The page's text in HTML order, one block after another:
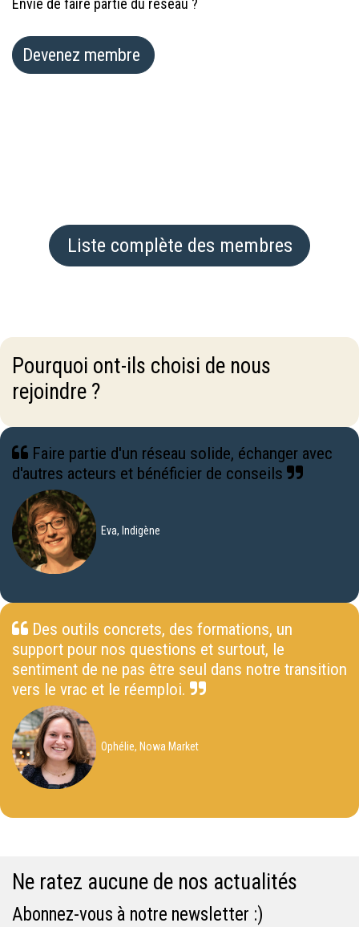
Envie de faire partie du réseau ?
Devenez membre
Liste complète des membres
Pourquoi ont-ils choisi de nous
rejoindre ?
Faire partie d'un réseau solide, échanger avec
d'autres acteurs et bénéficier de conseils
Eva, Indigène
Des outils concrets, des formations, un
support pour nos questions et surtout, le
sentiment de ne pas être seul dans notre transition
vers le vrac et le réemploi.
Ophélie, Nowa Market
Ne ratez aucune de nos actualités
Abonnez-vous à notre newsletter :)